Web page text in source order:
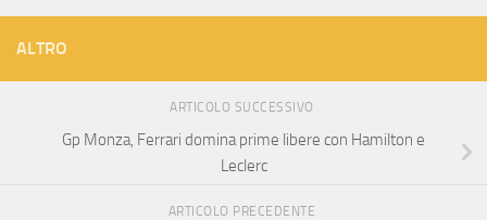
ALTRO
ARTICOLO SUCCESSIVO
Gp Monza, Ferrari domina prime libere con Hamilton e
Leclerc
ARTICOLO PRECEDENTE